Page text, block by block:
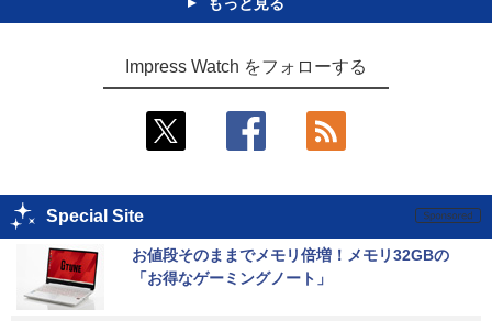
Impress Watch をフォローする
Special Site
お値段そのままでメモリ倍増！メモリ32GBの
「お得なゲーミングノート」